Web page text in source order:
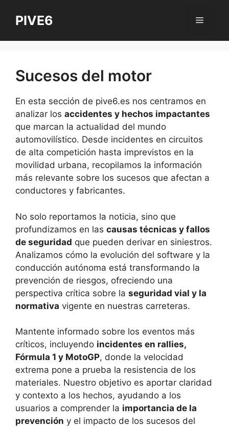
PIVE6 Menú
Sucesos del motor
En esta sección de pive6.es nos centramos en
analizar los accidentes y hechos impactantes
que marcan la actualidad del mundo
automovilístico. Desde incidentes en circuitos
de alta competición hasta imprevistos en la
movilidad urbana, recopilamos la información
más relevante sobre los sucesos que afectan a
conductores y fabricantes.
No solo reportamos la noticia, sino que
profundizamos en las causas técnicas y fallos
de seguridad que pueden derivar en siniestros.
Analizamos cómo la evolución del software y la
conducción autónoma está transformando la
prevención de riesgos, ofreciendo una
perspectiva crítica sobre la seguridad vial y la
normativa vigente en nuestras carreteras.
Mantente informado sobre los eventos más
críticos, incluyendo incidentes en rallies,
Fórmula 1 y MotoGP, donde la velocidad
extrema pone a prueba la resistencia de los
materiales. Nuestro objetivo es aportar claridad
y contexto a los hechos, ayudando a los
usuarios a comprender la importancia de la
prevención y el impacto de los sucesos del